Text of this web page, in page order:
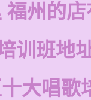
福州的
训班地
大唱歌